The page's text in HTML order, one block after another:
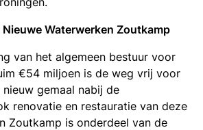
Waterwerken Zoutkamp
van het algemeen bestuur voor
€54 miljoen is de weg vrij voor
gemaal nabij de
renovatie en restauratie van deze
Zoutkamp is onderdeel van de